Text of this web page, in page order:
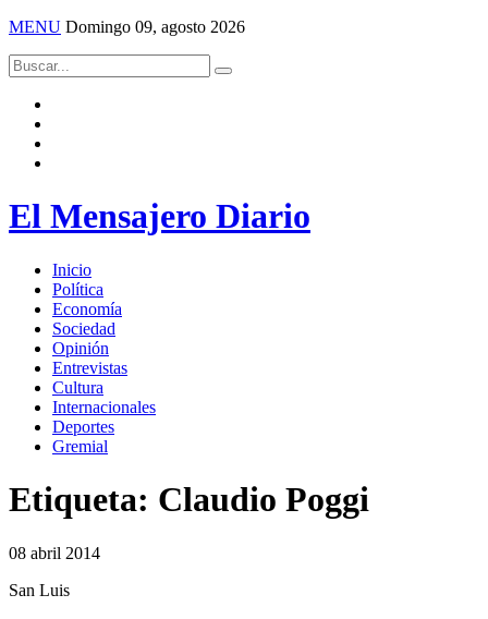
MENU Domingo 09, agosto 2026
El Mensajero Diario
Inicio
Política
Economía
Sociedad
Opinión
Entrevistas
Cultura
Internacionales
Deportes
Gremial
Etiqueta: Claudio Poggi
08 abril 2014
San Luis